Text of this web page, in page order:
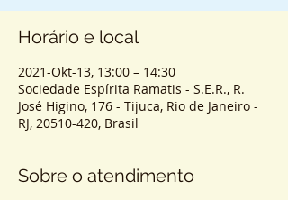
Horário e local
2021-Okt-13, 13:00 – 14:30
Sociedade Espírita Ramatis - S.E.R., R.
José Higino, 176 - Tijuca, Rio de Janeiro -
RJ, 20510-420, Brasil
Sobre o atendimento